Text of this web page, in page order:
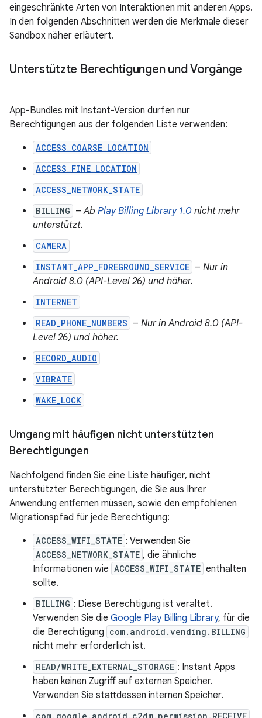
eingeschränkte Arten von Interaktionen mit anderen Apps.
In den folgenden Abschnitten werden die Merkmale dieser
Sandbox näher erläutert.
Unterstützte Berechtigungen und Vorgänge
App-Bundles mit Instant-Version dürfen nur
Berechtigungen aus der folgenden Liste verwenden:
ACCESS_COARSE_LOCATION
ACCESS_FINE_LOCATION
ACCESS_NETWORK_STATE
BILLING –Ab Play Billing Library 1.0 nicht mehr
unterstützt.
CAMERA
INSTANT_APP_FOREGROUND_SERVICE – Nur in
Android 8.0 (API-Level 26) und höher.
INTERNET
READ_PHONE_NUMBERS – Nur in Android 8.0 (API-
Level 26) und höher.
RECORD_AUDIO
VIBRATE
WAKE_LOCK
Umgang mit häufigen nicht unterstützten
Berechtigungen
Nachfolgend finden Sie eine Liste häufiger, nicht
unterstützter Berechtigungen, die Sie aus Ihrer
Anwendung entfernen müssen, sowie den empfohlenen
Migrationspfad für jede Berechtigung:
ACCESS_WIFI_STATE : Verwenden Sie
ACCESS_NETWORK_STATE , die ähnliche
Informationen wie ACCESS_WIFI_STATE enthalten
sollte.
BILLING : Diese Berechtigung ist veraltet.
Verwenden Sie die Google Play Billing Library, für die
die Berechtigung com.android.vending.BILLING
nicht mehr erforderlich ist.
READ/WRITE_EXTERNAL_STORAGE : Instant Apps
haben keinen Zugriff auf externen Speicher.
Verwenden Sie stattdessen internen Speicher.